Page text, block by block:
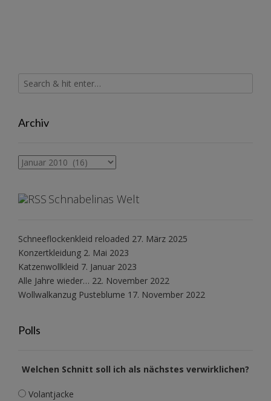
Archiv
Archiv
Schnabelinas Welt
Schneeflockenkleid reloaded 27. März 2025
Konzertkleidung 2. Mai 2023
Katzenwollkleid 7. Januar 2023
Alle Jahre wieder… 22. November 2022
Wollwalkanzug Pusteblume 17. November 2022
Polls
Welchen Schnitt soll ich als nächstes verwirklichen?
Volantjacke